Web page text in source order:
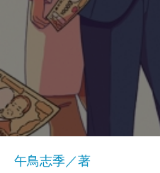
午鳥志季／著